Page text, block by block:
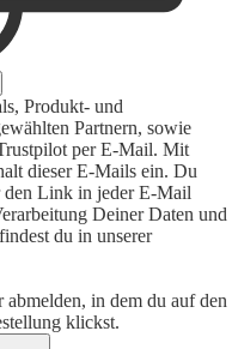
Produkt- und
Partnern, sowie
per E-Mail. Mit
dieser E-Mails ein. Du
den Link in jeder E-Mail
Deiner Daten und
du in unserer
in dem du auf den
klickst.